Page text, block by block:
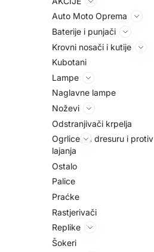
Auto Moto Oprema
Baterije i punjači
Krovni nosači i kutije
Kubotani
Lampe
Naglavne lampe
Noževi
Odstranjivači krpelja
Ogrlice za dresuru i protiv
lajanja
Ostalo
Palice
Praćke
Rastjerivači
Replike
Šokeri